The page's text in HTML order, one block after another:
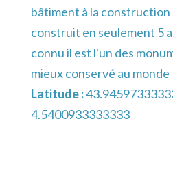
bâtiment à la
construit en seulement 5
connu il est l'un des
mieux conservé au monde
Latitude :
4.5400933333333